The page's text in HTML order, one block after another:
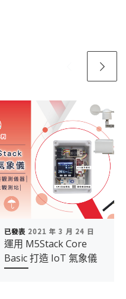
已發表 2021 年 3 月 24 日
運用 M5Stack Core
Basic 打造 IoT 氣象儀